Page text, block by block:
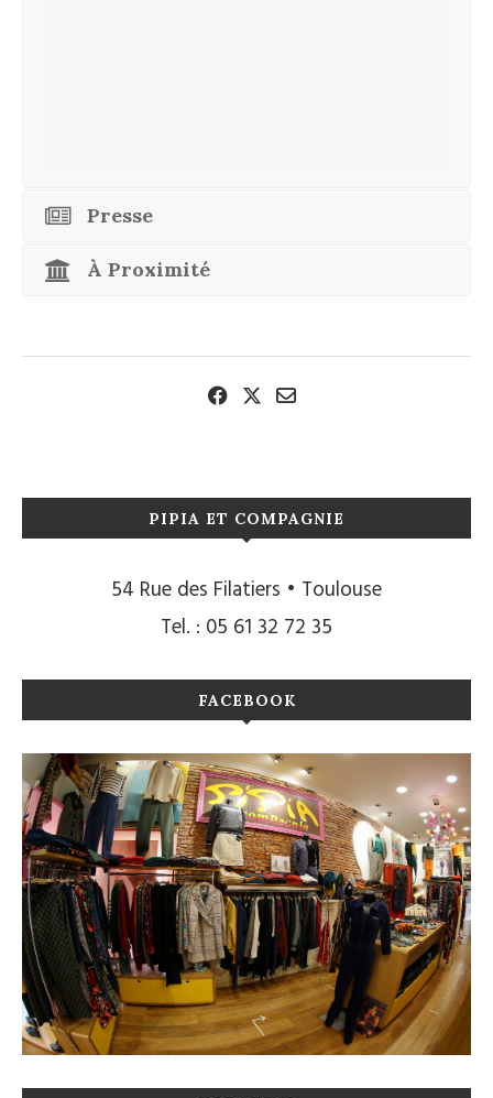
Presse
À Proximité
PIPIA ET COMPAGNIE
54 Rue des Filatiers • Toulouse
Tel. : 05 61 32 72 35
FACEBOOK